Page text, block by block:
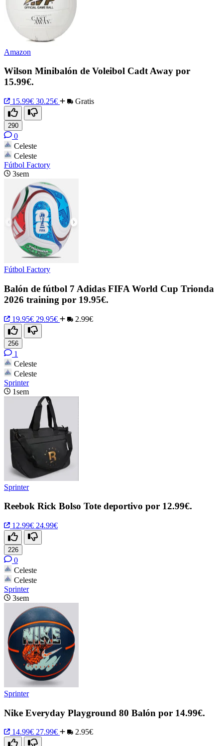
Amazon
Wilson Minibalón de Voleibol Cadt Away por
15.99€.
15.99€ 30.25€ Gratis
290
0
Celeste
Celeste
Fútbol Factory
3sem
Fútbol Factory
Balón de fútbol 7 Adidas FIFA World Cup Trionda
2026 training por 19.95€.
19.95€ 29.95€ 2.99€
256
1
Celeste
Celeste
Sprinter
1sem
Sprinter
Reebok Rick Bolso Tote deportivo por 12.99€.
12.99€ 24.99€
226
0
Celeste
Celeste
Sprinter
3sem
Sprinter
Nike Everyday Playground 80 Balón por 14.99€.
14.99€ 27.99€ 2.95€